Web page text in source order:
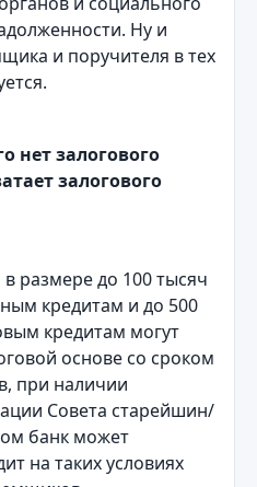
Ну и
и поручителя в тех
нет залогового
залогового
размере до 100 тысяч
кредитам и до 500
кредитам могут
основе со сроком
при наличии
Совета старейшин/
банк может
на таких условиях